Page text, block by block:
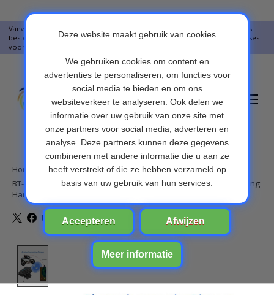
Vanwege vakantie worden er op moment geen pakketjes verstuurd. Alles
bestellingen vanaf 09-07-2026 word op 10-08-2026 verzonden. Onze excuses
voor het ongemak. Bedankt voor u begrip.
Verlanglijst
Home
BT-12 draadloze headset motorhelm Luidsprekers Ondersteuning
Handsfree bellen voor antwoorden
Product image slideshow Items